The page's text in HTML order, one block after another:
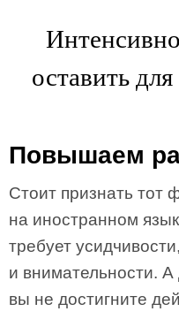
оставить
Повышаем
Стоит признать тот
на иностранном
требует
и внимательности. А
вы не достигните